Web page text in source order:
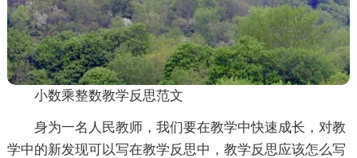
小数乘整数教学反思范文
身为一名人民教师，我们要在教学中快速成长，对教
学中的新发现可以写在教学反思中，教学反思应该怎么写